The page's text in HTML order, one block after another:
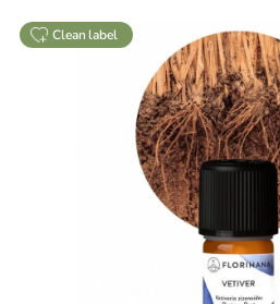
0,0
z
5
clean label